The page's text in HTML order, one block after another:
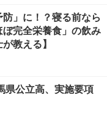
」に！？寝る前なら
完全栄養食」の飲み
教える】
県公立高、実施要項